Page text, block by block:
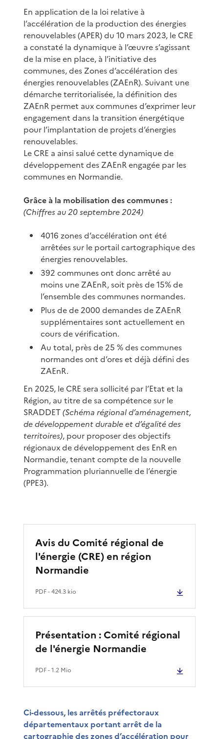
En application de la loi relative à
l’accélération de la production des énergies
renouvelables (APER) du 10 mars 2023, le CRE
a constaté la dynamique à l’œuvre s’agissant
de la mise en place, à l’initiative des
communes, des Zones d’accélération des
énergies renouvelables (ZAEnR). Suivant une
démarche territorialisée, la définition des
ZAEnR permet aux communes d’exprimer leur
engagement dans la transition énergétique
pour l’implantation de projets d’énergies
renouvelables.
Le CRE a ainsi salué cette dynamique de
développement des ZAEnR engagée par les
communes en Normandie.
Grâce à la mobilisation des communes :
(Chiffres au 20 septembre 2024)
4016 zones d’accélération ont été
arrêtées sur le portail cartographique des
énergies renouvelables.
392 communes ont donc arrêté au
moins une ZAEnR, soit près de 15% de
l’ensemble des communes normandes.
Plus de de 2000 demandes de ZAEnR
supplémentaires sont actuellement en
cours de vérification.
Au total, près de 25 % des communes
normandes ont d’ores et déjà défini des
ZAEnR.
En 2025, le CRE sera sollicité par l’Etat et la
Région, au titre de sa compétence sur le
SRADDET(Schéma régional d’aménagement,
de développement durable et d’égalité des
territoires), pour proposer des objectifs
régionaux de développement des EnR en
Normandie, tenant compte de la nouvelle
Programmation pluriannuelle de l’énergie
(PPE3).
Avis du Comité régional de
l'énergie (CRE) en région
Normandie
PDF- 424.3 kio
Présentation : Comité régional
de l'énergie Normandie
PDF- 1.2 Mio
Ci-dessous, les arrêtés préfectoraux
départementaux portant arrêt de la
cartographie des zones d’accélération pour